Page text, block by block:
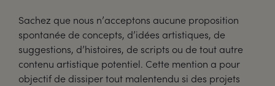
Sachez que nous n’acceptons aucune proposition
spontanée de concepts, d’idées artistiques, de
suggestions, d’histoires, de scripts ou de tout autre
contenu artistique potentiel. Cette mention a pour
objectif de dissiper tout malentendu si des projets